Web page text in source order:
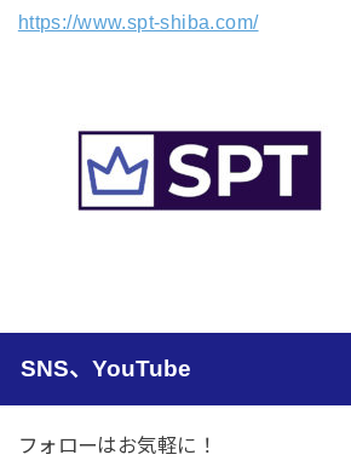
https://www.spt-shiba.com/
SNS、YouTube
フォローはお気軽に！